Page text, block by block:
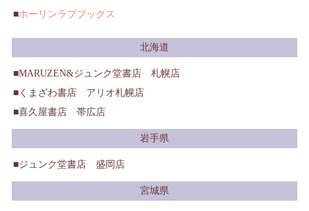
ホーリンラブブックス
北海道
MARUZEN&ジュンク堂書店 札幌店
くまざわ書店 アリオ札幌店
喜久屋書店 帯広店
岩手県
ジュンク堂書店 盛岡店
宮城県